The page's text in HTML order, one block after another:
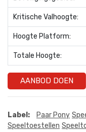
Kritische Valhoogte:
Hoogte Platform:
Totale Hoogte:
AANBOD DOEN
Label: Paar Pony
Speeltoestellen